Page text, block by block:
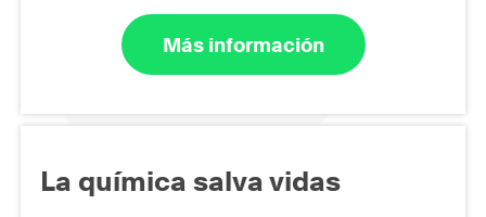
Más información
La química salva vidas